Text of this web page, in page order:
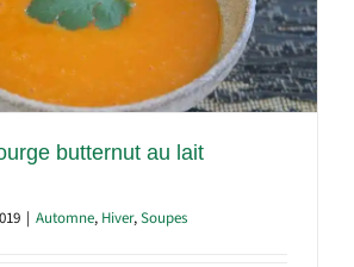
butternut au lait
| Automne, Hiver,Soupes